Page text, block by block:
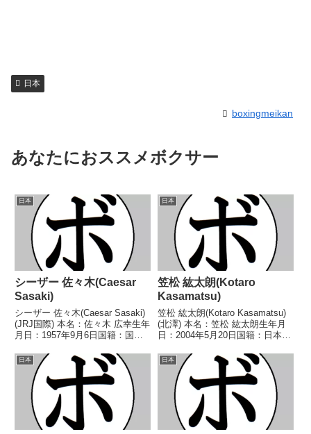
日本
boxingmeikan
あなたにおススメボクサー
日本
シーザー 佐々木(Caesar
Sasaki)
シーザー 佐々木(Caesar Sasaki)
(JRJ国際) 本名：佐々木 広幸生年
月日：1957年9月6日国籍：国際
タイトル】1978年度全日本ミド
ル級新人王 【戦歴】
1978/04/27 ○4R判...
日本
笠松 紘太朗(Kotaro
Kasamatsu)
笠松 紘太朗(Kotaro Kasamatsu)
(北澤) 本名：笠松 紘太朗生年月
日：2004年5月20日国籍：日本戦
トル】なし 【戦歴】
2023/11/30 ○4R判定 2-0(39-
37、39-37...
日本 日本